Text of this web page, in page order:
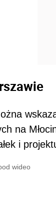
na
i
wideo